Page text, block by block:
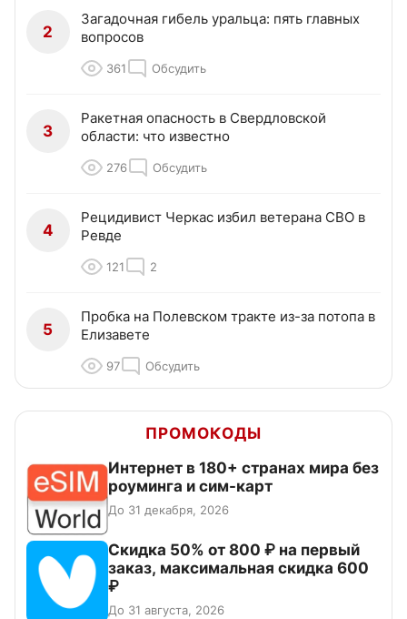
2
Загадочная гибель уральца: пять главных
вопросов
361 Обсудить
3
Ракетная опасность в Свердловской
области: что известно
276 Обсудить
4
Рецидивист Черкас избил ветерана СВО в
Ревде
121 2
5
Пробка на Полевском тракте из-за потопа в
Елизавете
97 Обсудить
ПРОМОКОДЫ
Интернет в 180+ странах мира без
роуминга и сим-карт
До 31 декабря, 2026
Скидка 50% от 800 ₽ на первый
заказ, максимальная скидка 600
₽
До 31 августа, 2026